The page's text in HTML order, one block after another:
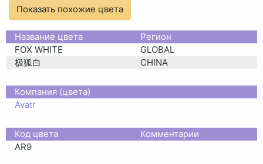
Показать похожие цвета
Название цвета
Регион
FOX WHITE
GLOBAL
极狐白
CHINA
Компания (цвета)
Avatr
Код цвета
Комментарии
AR9